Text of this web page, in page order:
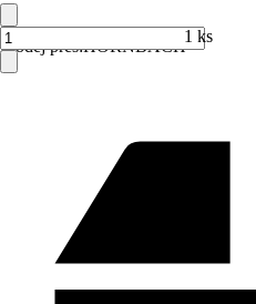
Prodej přes:HORNBACH
1 ks